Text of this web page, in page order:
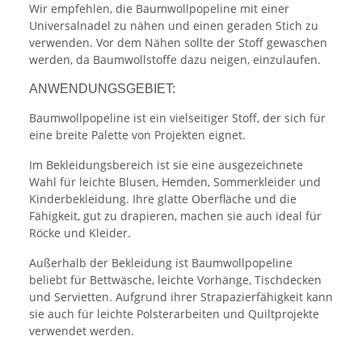
Wir empfehlen, die Baumwollpopeline mit einer
Universalnadel zu nähen und einen geraden Stich zu
verwenden. Vor dem Nähen sollte der Stoff gewaschen
werden, da Baumwollstoffe dazu neigen, einzulaufen.
ANWENDUNGSGEBIET:
Baumwollpopeline ist ein vielseitiger Stoff, der sich für
eine breite Palette von Projekten eignet.
Im Bekleidungsbereich ist sie eine ausgezeichnete
Wahl für leichte Blusen, Hemden, Sommerkleider und
Kinderbekleidung. Ihre glatte Oberfläche und die
Fähigkeit, gut zu drapieren, machen sie auch ideal für
Röcke und Kleider.
Außerhalb der Bekleidung ist Baumwollpopeline
beliebt für Bettwäsche, leichte Vorhänge, Tischdecken
und Servietten. Aufgrund ihrer Strapazierfähigkeit kann
sie auch für leichte Polsterarbeiten und Quiltprojekte
verwendet werden.